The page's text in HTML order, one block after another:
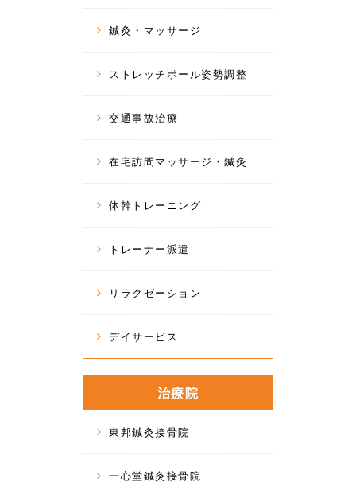
鍼灸・マッサージ
ストレッチポール姿勢調整
交通事故治療
在宅訪問マッサージ・鍼灸
体幹トレーニング
トレーナー派遣
リラクゼーション
デイサービス
治療院
東邦鍼灸接骨院
一心堂鍼灸接骨院